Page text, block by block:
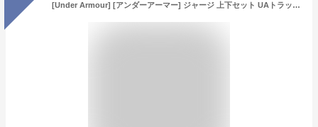
[Under Armour] [アンダーアーマー] ジャージ 上下セット UAトラックスーツ スポーツウェア メンズ M メンズ ネイビー